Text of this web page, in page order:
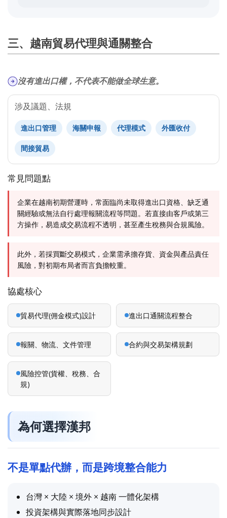
三、越南貿易代理與通關整合
沒有進出口權，不代表不能做全球生意。
涉及議題、法規
進出口管理 海關申報 代理模式 外匯收付
間接貿易
常見問題點
企業在越南初期營運時，常面臨尚未取得進出口資格、缺乏通
關經驗或無法自行處理報關流程等問題。若直接由客戶或第三
方操作，易造成交易流程不透明，甚至產生稅務與合規風險。
此外，若採買斷交易模式，企業需承擔存貨、資金與產品責任
風險，對初期布局者而言負擔較重。
協處核心
貿易代理(佣金模式)設計 進出口通關流程整合
報關、物流、文件管理 合約與交易架構規劃
風險控管(貨權、稅務、合
規)
為何選擇漢邦
不是單點代辦，而是跨境整合能力
台灣 × 大陸 × 境外 × 越南 一體化架構
投資架構與實際落地同步設計